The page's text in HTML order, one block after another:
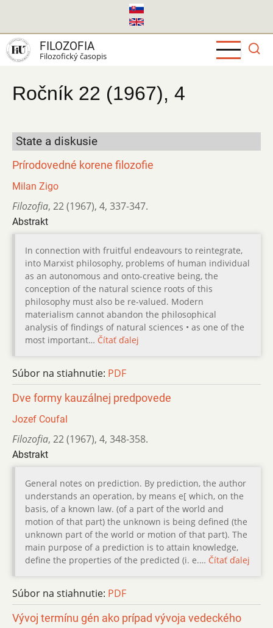
hlavný
obsah
FILOZOFIA
Filozofický časopis
Ročník 22 (1967), 4
State a diskusie
Prírodovedné korene filozofie
Milan Zigo
Filozofia, 22 (1967), 4, 337-347.
Abstrakt
In connection with fruitful endeavours to reintegrate,
into Marxist philosophy, problems of human individual
as an autonomous and onto-creative being, the
conception of the natural science roots of this
philosophy must also be re-valued. Modern
materialism cannot abandon the philosophical
analysis of findings of natural sciences • as one of the
most important… Čítať ďalej
Súbor na stiahnutie: PDF
Dve formy kauzálnej predpovede
Jozef Coufal
Filozofia, 22 (1967), 4, 348-358.
Abstrakt
General notes on prediction. By prediction, the author
understands an operation, by means e[ which, on the
basis, of a known law. (of a part of the world and
motion of that part) the unknown is being defined (the
unknown part of the world or motion of that part). The
main purpose of a prediction is to attain knowledge,
define the properties of the predicted (i. e.… Čítať ďalej
Súbor na stiahnutie: PDF
Vývoj termínu gén ako prípad vývoja vedeckého